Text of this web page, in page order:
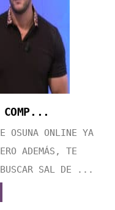
COMP...
OSUNA ONLINE YA
ADEMÁS, TE
BUSCAR SAL DE ...